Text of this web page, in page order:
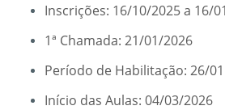
Inscrições: 16/10/2025 a 16/
1ª Chamada: 21/01/2026
Período de Habilitação: 26/
Início das Aulas: 04/03/2026